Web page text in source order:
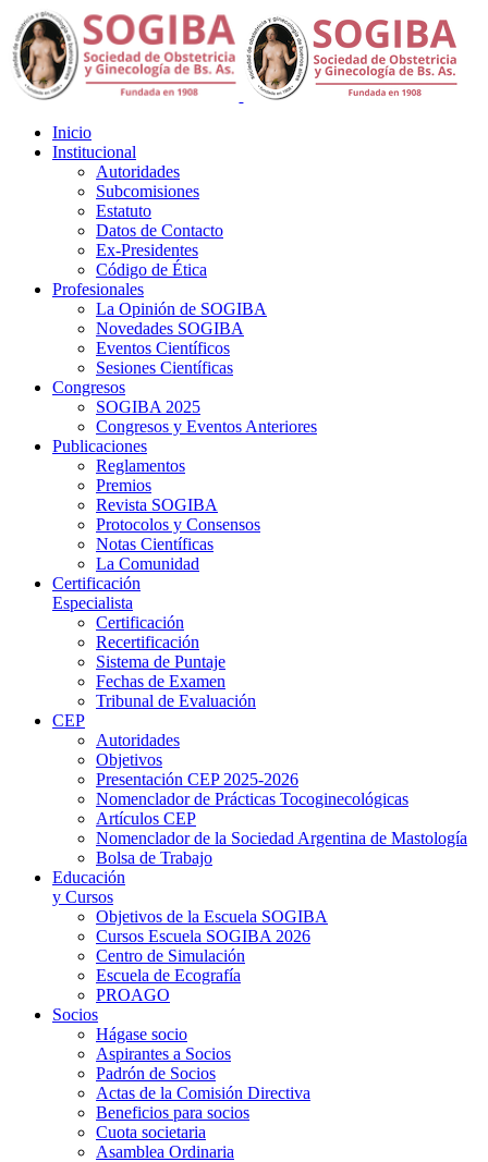
Inicio
Institucional
Autoridades
Subcomisiones
Estatuto
Datos de Contacto
Ex-Presidentes
Código de Ética
Profesionales
La Opinión de SOGIBA
Novedades SOGIBA
Eventos Científicos
Sesiones Científicas
Congresos
SOGIBA 2025
Congresos y Eventos Anteriores
Publicaciones
Reglamentos
Premios
Revista SOGIBA
Protocolos y Consensos
Notas Científicas
La Comunidad
Certificación
Especialista
Certificación
Recertificación
Sistema de Puntaje
Fechas de Examen
Tribunal de Evaluación
CEP
Autoridades
Objetivos
Presentación CEP 2025-2026
Nomenclador de Prácticas Tocoginecológicas
Artículos CEP
Nomenclador de la Sociedad Argentina de Mastología
Bolsa de Trabajo
Educación
y Cursos
Objetivos de la Escuela SOGIBA
Cursos Escuela SOGIBA 2026
Centro de Simulación
Escuela de Ecografía
PROAGO
Socios
Hágase socio
Aspirantes a Socios
Padrón de Socios
Actas de la Comisión Directiva
Beneficios para socios
Cuota societaria
Asamblea Ordinaria